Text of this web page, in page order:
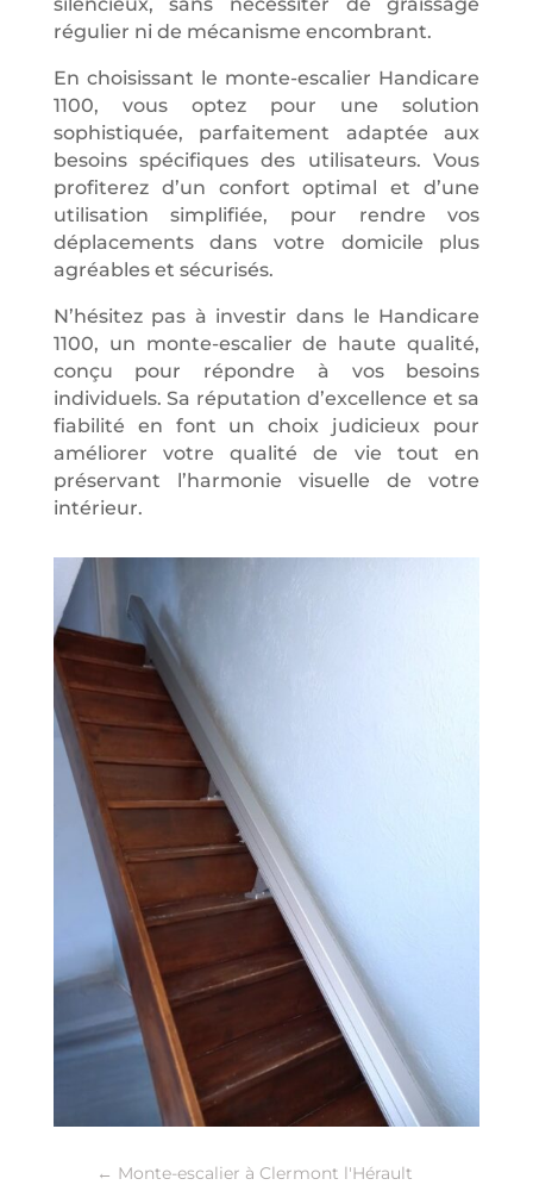
régulier ni de mécanisme encombrant.
En choisissant le monte-escalier Handicare
1100, vous optez pour une solution
sophistiquée, parfaitement adaptée aux
besoins spécifiques des utilisateurs. Vous
profiterez d’un confort optimal et d’une
utilisation simplifiée, pour rendre vos
déplacements dans votre domicile plus
agréables et sécurisés.
N’hésitez pas à investir dans le Handicare
1100, un monte-escalier de haute qualité,
conçu pour répondre à vos besoins
individuels. Sa réputation d’excellence et sa
fiabilité en font un choix judicieux pour
améliorer votre qualité de vie tout en
préservant l’harmonie visuelle de votre
intérieur.
← Monte-escalier à Clermont l'Hérault